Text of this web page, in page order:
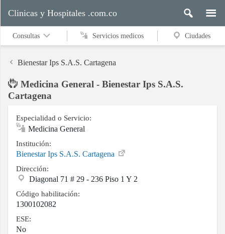
Servicios
medicos
Ciudades
Buscar
Contacto
Clinicas y Hospitales .com.co
Consultas Servicios medicos Ciudades
Bienestar Ips S.A.S. Cartagena
Medicina General - Bienestar Ips S.A.S.
Cartagena
Especialidad o Servicio:
Medicina General
Institución:
Bienestar Ips S.A.S. Cartagena
Dirección:
Diagonal 71 # 29 - 236 Piso 1 Y 2
Código habilitación:
1300102082
ESE:
No